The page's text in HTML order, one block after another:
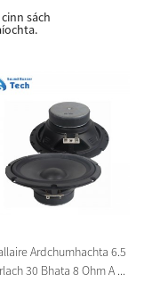
sách
Ardchumhachta 6.5
30 Bhata 8 Ohm A ...